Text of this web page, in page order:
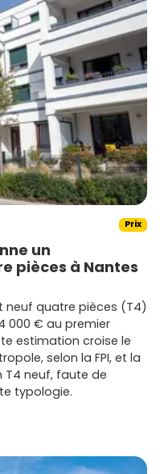
Prix
un
pièces à Nantes
neuf quatre pièces (T4)
000 € au premier
estimation croise le
selon la FPI, et la
T4 neuf, faute de
typologie.